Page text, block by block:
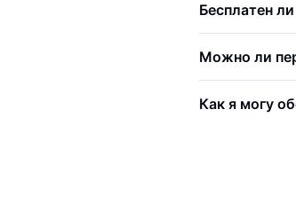
Бесплатен
Можно ли
Как я могу